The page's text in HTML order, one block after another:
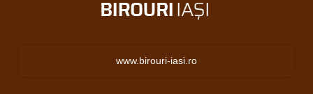
www.birouri-iasi.ro